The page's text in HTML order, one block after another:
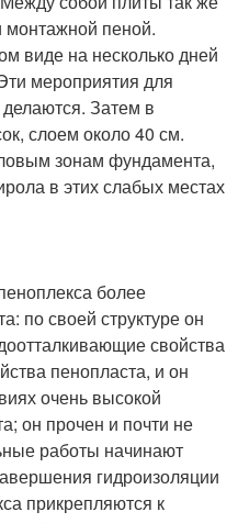
монтажной пеной.
виде на несколько дней
мероприятия для
Затем в
слоем около 40 см.
зонам фундамента,
в этих слабых местах
более
по своей структуре он
свойства
пенопласта, и он
очень высокой
он прочен и почти не
работы начинают
гидроизоляции
прикрепляются к